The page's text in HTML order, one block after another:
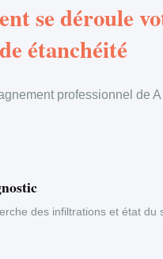
se déroule
étanchéité
professionnel de
des infiltrations et état du